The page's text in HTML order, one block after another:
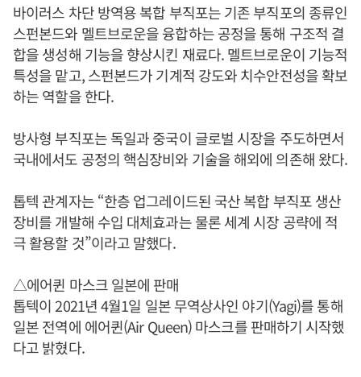
바이러스 차단 방역용 복합 부직포는 기존 부직포의 종류인
스펀본드와 멜트브로운을 융합하는 공정을 통해 구조적 결
합을 생성해 기능을 향상시킨 재료다. 멜트브로운이 기능적
특성을 맡고, 스펀본드가 기계적 강도와 치수안전성을 확보
하는 역할을 한다.
방사형 부직포는 독일과 중국이 글로벌 시장을 주도하면서
국내에서도 공정의 핵심장비와 기술을 해외에 의존해 왔다.
톱텍 관계자는 “한층 업그레이드된 국산 복합 부직포 생산
장비를 개발해 수입 대체효과는 물론 세계 시장 공략에 적
극 활용할 것”이라고 말했다.
△에어퀸 마스크 일본에 판매
톱텍이 2021년 4월1일 일본 무역상사인 야기(Yagi)를 통해
일본 전역에 에어퀸(Air Queen) 마스크를 판매하기 시작했
다고 밝혔다.